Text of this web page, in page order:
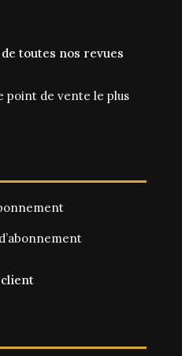
toutes nos revues
point de vente le plus
client